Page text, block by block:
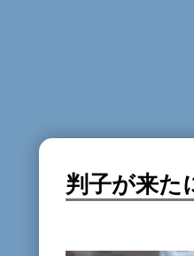
判子が来た